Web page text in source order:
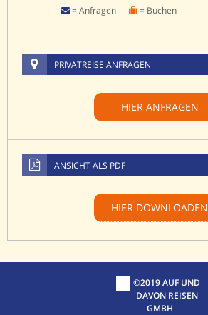
= Anfragen = Buchen
PRIVATREISE ANFRAGEN
HIER ANFRAGEN
ANSICHT ALS PDF
HIER DOWNLOADEN
©2019 AUF UND
DAVON REISEN
GMBH